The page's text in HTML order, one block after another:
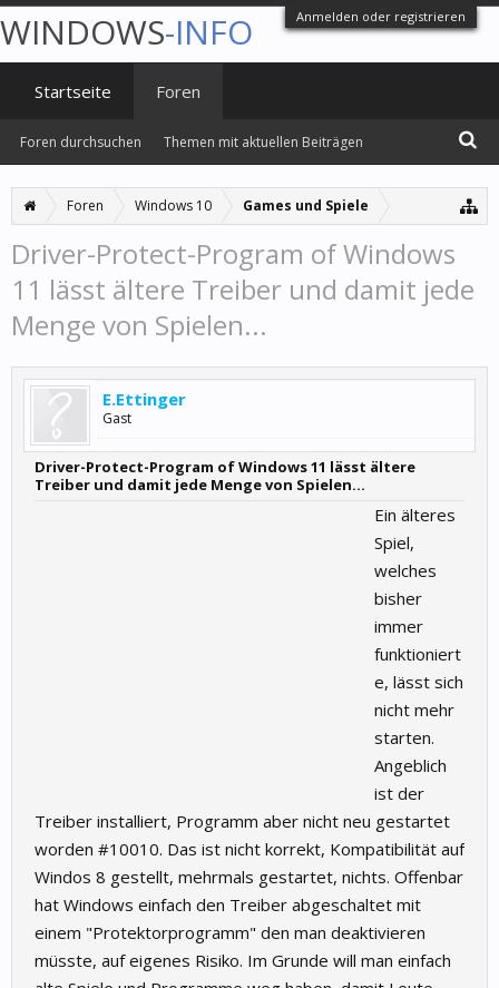
Anmelden oder registrieren
Foren Windows 10 Games und Spiele
Driver-Protect-Program of Windows
11 lässt ältere Treiber und damit jede
Menge von Spielen...
E.Ettinger
Gast
Driver-Protect-Program of Windows 11 lässt ältere
Treiber und damit jede Menge von Spielen...
Ein älteres
Spiel,
welches
bisher
immer
funktioniert
e, lässt sich
nicht mehr
starten.
Angeblich
ist der
Treiber installiert, Programm aber nicht neu gestartet
worden #10010. Das ist nicht korrekt, Kompatibilität auf
Windos 8 gestellt, mehrmals gestartet, nichts. Offenbar
hat Windows einfach den Treiber abgeschaltet mit
einem "Protektorprogramm" den man deaktivieren
müsste, auf eigenes Risiko. Im Grunde will man einfach
WINDOWS-INFO
Startseite Foren
Foren durchsuchen Themen mit aktuellen Beiträgen